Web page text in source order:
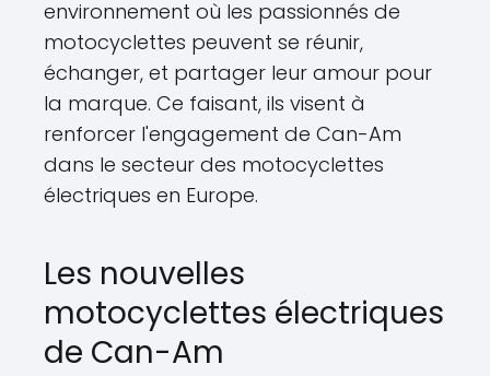
environnement où les passionnés de
motocyclettes peuvent se réunir,
échanger, et partager leur amour pour
la marque. Ce faisant, ils visent à
renforcer l'engagement de Can-Am
dans le secteur des motocyclettes
électriques en Europe.
Les nouvelles
motocyclettes électriques
de Can-Am